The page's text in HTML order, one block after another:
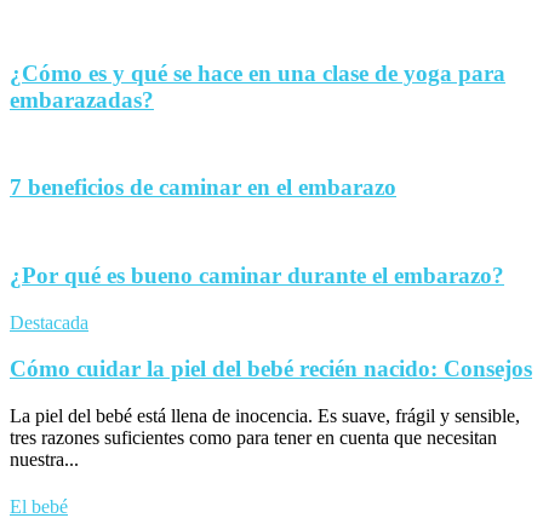
¿Cómo es y qué se hace en una clase de yoga para
embarazadas?
7 beneficios de caminar en el embarazo
¿Por qué es bueno caminar durante el embarazo?
Destacada
Cómo cuidar la piel del bebé recién nacido: Consejos
La piel del bebé está llena de inocencia. Es suave, frágil y sensible,
tres razones suficientes como para tener en cuenta que necesitan
nuestra...
El bebé